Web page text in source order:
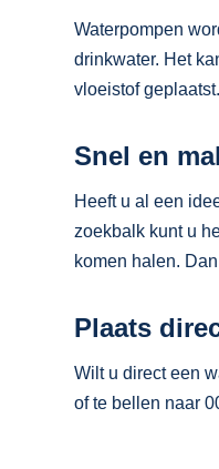
Waterpompen
drinkwater. Het
vloeistof
Snel en
Heeft u al een
zoekbalk kunt u
komen halen.
Plaats
Wilt u direct een
of te bellen naar